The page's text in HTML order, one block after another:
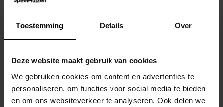
Toestemming Details Over
Deze website maakt gebruik van cookies
We gebruiken cookies om content en advertenties te
personaliseren, om functies voor social media te bieden
en om ons websiteverkeer te analyseren. Ook delen we
Dit vind je misschien ook
interessant